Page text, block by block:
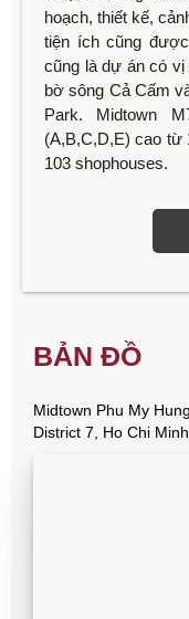
hoạch, thiết kế,
tiện ích cũng
cũng là dự án có vị
bờ sông Cả Cấm
Park. Midtown
(A,B,C,D,E) cao từ
103 shophouses.
BẢN ĐỒ
Midtown Phu My
District 7, Ho Chi